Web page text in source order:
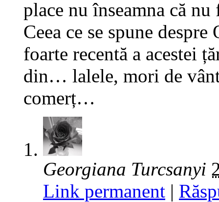
place nu înseamna că
Ceea ce se spune
foarte recentă a acestei
din… lalele, mori de
comerț…
Georgiana Turcsanyi
Link permanent |